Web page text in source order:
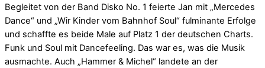
Begleitet von der Band Disko No. 1 feierte Jan mit „Mercedes
Dance“ und „Wir Kinder vom Bahnhof Soul“ fulminante Erfolge
und schaffte es beide Male auf Platz 1 der deutschen Charts.
Funk und Soul mit Dancefeeling. Das war es, was die Musik
ausmachte. Auch „Hammer & Michel“ landete an der